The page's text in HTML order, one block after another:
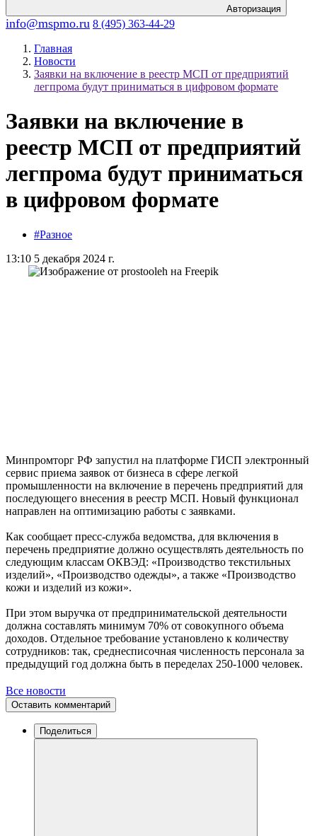
Авторизация
info@mspmo.ru 8 (495) 363-44-29
Главная
Новости
Заявки на включение в реестр МСП от предприятий
легпрома будут приниматься в цифровом формате
Заявки на включение в
реестр МСП от предприятий
легпрома будут приниматься
в цифровом формате
#Разное
13:10 5 декабря 2024 г.
Минпромторг РФ запустил на платформе ГИСП электронный
сервис приема заявок от бизнеса в сфере легкой
промышленности на включение в перечень предприятий для
последующего внесения в реестр МСП. Новый функционал
направлен на оптимизацию работы с заявками.
Как сообщает пресс-служба ведомства, для включения в
перечень предприятие должно осуществлять деятельность по
следующим классам ОКВЭД: «Производство текстильных
изделий», «Производство одежды», а также «Производство
кожи и изделий из кожи».
При этом выручка от предпринимательской деятельности
должна составлять минимум 70% от совокупного объема
доходов. Отдельное требование установлено к количеству
сотрудников: так, среднесписочная численность персонала за
предыдущий год должна быть в переделах 250-1000 человек.
Все новости
Оставить комментарий
Поделиться